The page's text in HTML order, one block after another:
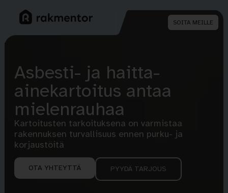
SOITA MEILLE
Asbesti- ja haitta-
ainekartoitus antaa
mielenrauhaa
Kartoitusten tarkoituksena on varmistaa
rakennuksen turvallisuus ennen purku- ja
korjaustöitä
OTA YHTEYTTÄ PYYDÄ TARJOUS